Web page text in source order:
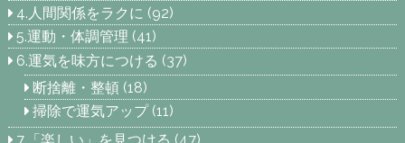
4.人間関係をラクに (92)
5.運動・体調管理 (41)
6.運気を味方につける (37)
断捨離・整頓(18)
掃除で運気アップ(11)